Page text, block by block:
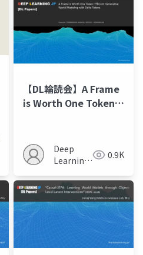
【DL輪読会】A Frame
is Worth One Token:
Delta Tokens |
alphaXiv
Deep
Learning
0.9K